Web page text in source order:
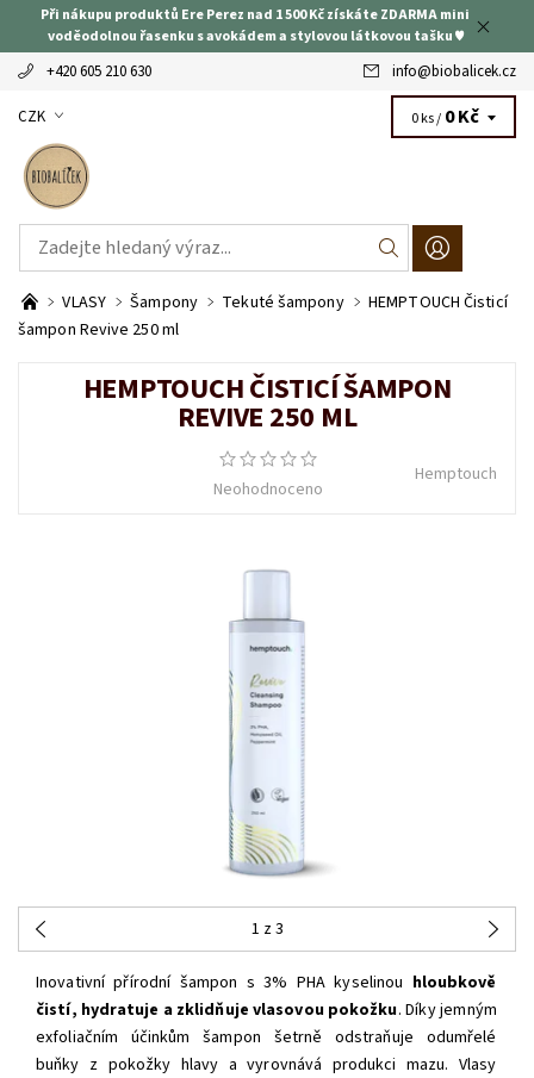
Při nákupu produktů Ere Perez nad 1 500 Kč získáte ZDARMA mini
voděodolnou řasenku s avokádem a stylovou látkovou tašku ♥
+420 605 210 630 info@biobalicek.cz
CZK 0 ks / 0 Kč
VLASY Šampony Tekuté šampony
HEMPTOUCH Čisticí
šampon Revive 250 ml
HEMPTOUCH ČISTICÍ ŠAMPON
REVIVE 250 ML
Neohodnoceno
Hemptouch
1 z 3
Inovativní přírodní šampon s 3% PHA kyselinou hloubkově
čistí, hydratuje a zklidňuje vlasovou pokožku. Díky jemným
exfoliačním účinkům šampon šetrně odstraňuje odumřelé
buňky z pokožky hlavy a vyrovnává produkci mazu. Vlasy